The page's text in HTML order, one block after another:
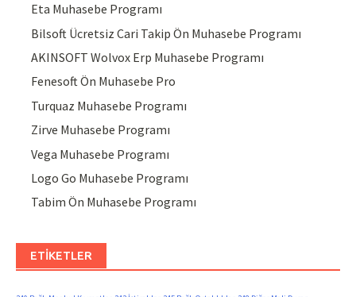
Eta Muhasebe Programı
Bilsoft Ücretsiz Cari Takip Ön Muhasebe Programı
AKINSOFT Wolvox Erp Muhasebe Programı
Fenesoft Ön Muhasebe Pro
Turquaz Muhasebe Programı
Zirve Muhasebe Programı
Vega Muhasebe Programı
Logo Go Muhasebe Programı
Tabim Ön Muhasebe Programı
ETIKETLER